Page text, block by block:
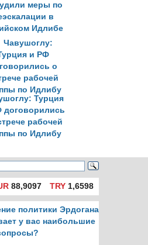
меры по
в
Идлибе
Турция
договорились
рабочей
по Идлибу
88,9097 TRY1,6598
политики Эрдогана
у вас наибольшие